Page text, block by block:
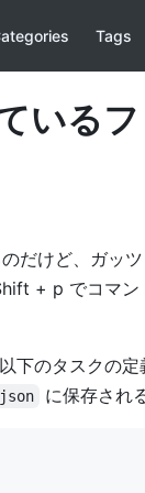
Tags
いる
だけど、ガッ
+ p でコマン
下のタスクの
に保存され